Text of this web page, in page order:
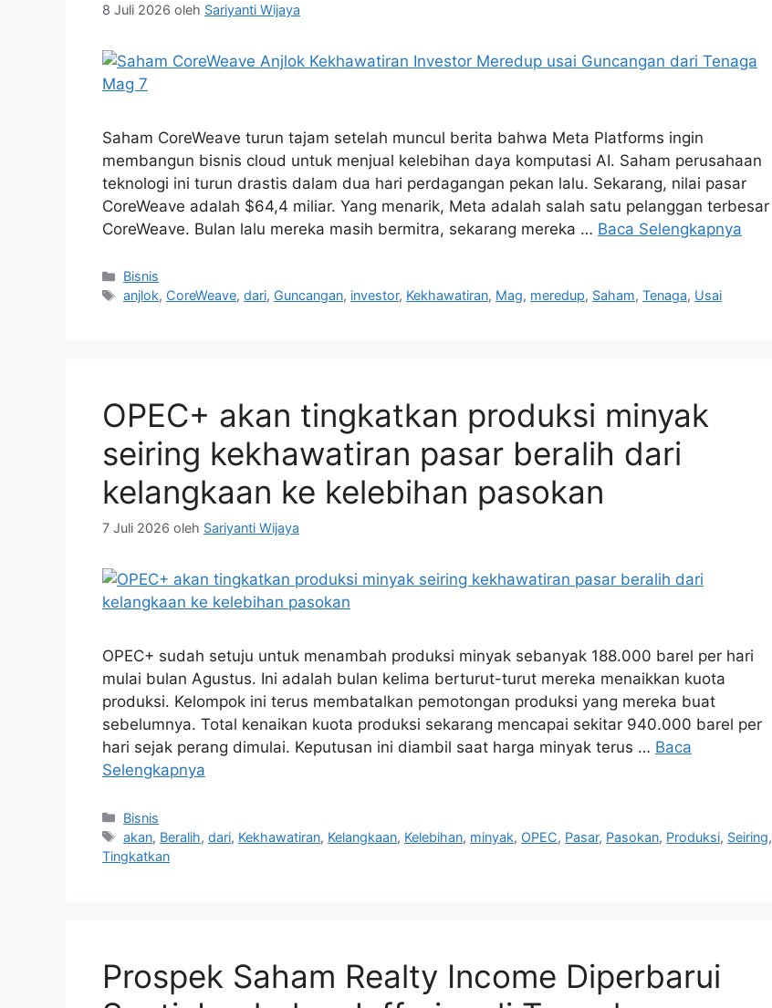
8 Juli 2026 oleh Sariyanti Wijaya
Saham CoreWeave turun tajam setelah muncul berita bahwa Meta Platforms ingin
membangun bisnis cloud untuk menjual kelebihan daya komputasi AI. Saham perusahaan
teknologi ini turun drastis dalam dua hari perdagangan pekan lalu. Sekarang, nilai pasar
CoreWeave adalah $64,4 miliar. Yang menarik, Meta adalah salah satu pelanggan terbesar
CoreWeave. Bulan lalu mereka masih bermitra, sekarang mereka … Baca Selengkapnya
Kategori
Bisnis
Tag
anjlok, CoreWeave,dari, Guncangan, investor, Kekhawatiran, Mag, meredup, Saham,Tenaga, Usai
OPEC+ akan tingkatkan produksi minyak
seiring kekhawatiran pasar beralih dari
kelangkaan ke kelebihan pasokan
7 Juli 2026 oleh Sariyanti Wijaya
OPEC+ sudah setuju untuk menambah produksi minyak sebanyak 188.000 barel per hari
mulai bulan Agustus. Ini adalah bulan kelima berturut-turut mereka menaikkan kuota
produksi. Kelompok ini terus membatalkan pemotongan produksi yang mereka buat
sebelumnya. Total kenaikan kuota produksi sekarang mencapai sekitar 940.000 barel per
hari sejak perang dimulai. Keputusan ini diambil saat harga minyak terus … Baca
Selengkapnya
Kategori
Bisnis
Tag
akan, Beralih,dari, Kekhawatiran, Kelangkaan, Kelebihan, minyak, OPEC, Pasar, Pasokan, Produksi, Seiring,
Tingkatkan
Prospek Saham Realty Income Diperbarui